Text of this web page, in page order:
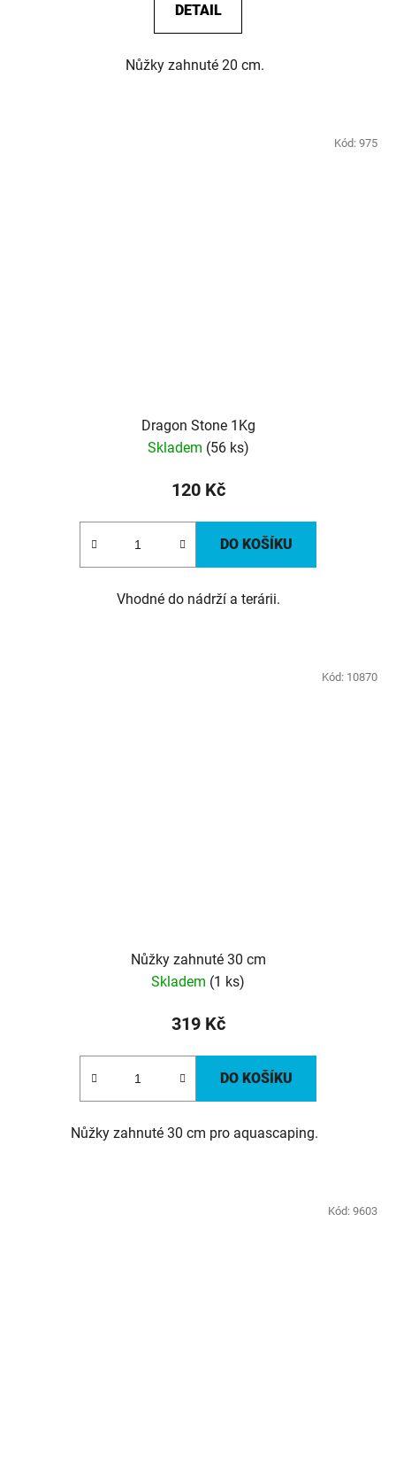
DETAIL
Nůžky zahnuté 20 cm.
Dragon Stone 1Kg
Skladem (56 ks)
120 Kč
DO KOŠÍKU
Vhodné do nádrží a terárii.
Kód: 975
Nůžky zahnuté 30 cm
Skladem (1 ks)
319 Kč
DO KOŠÍKU
Nůžky zahnuté 30 cm pro aquascaping.
Kód: 10870
Kód: 9603